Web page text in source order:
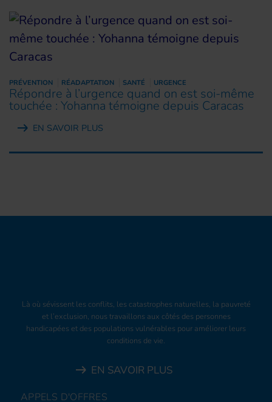
PRÉVENTION RÉADAPTATION SANTÉ URGENCE
Répondre à l’urgence quand on est soi-même
touchée : Yohanna témoigne depuis Caracas
EN SAVOIR PLUS
Là où sévissent les conflits, les catastrophes naturelles, la pauvreté
et l’exclusion, nous travaillons aux côtés des personnes
handicapées et des populations vulnérables pour améliorer leurs
conditions de vie.
EN SAVOIR PLUS
APPELS D'OFFRES